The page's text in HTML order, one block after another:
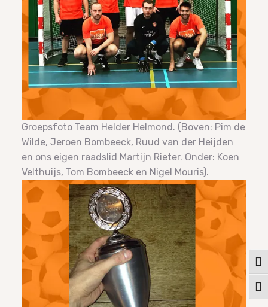
Groepsfoto Team Helder Helmond. (Boven: Pim de
Wilde, Jeroen Bombeeck, Ruud van der Heijden
en ons eigen raadslid Martijn Rieter. Onder: Koen
Velthuijs, Tom Bombeeck en Nigel Mouris).